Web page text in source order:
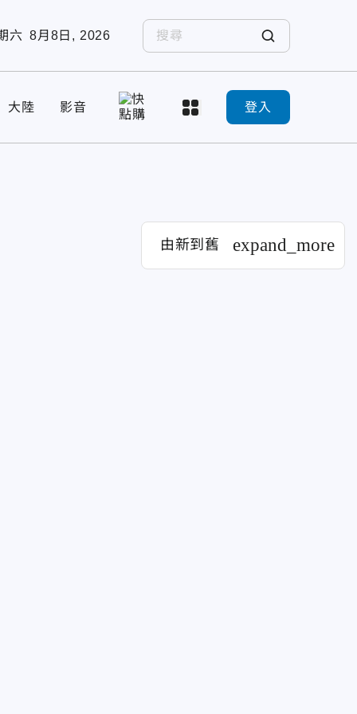
六 8月8日, 2026
大陸 影音 登入
由新到舊 expand_more